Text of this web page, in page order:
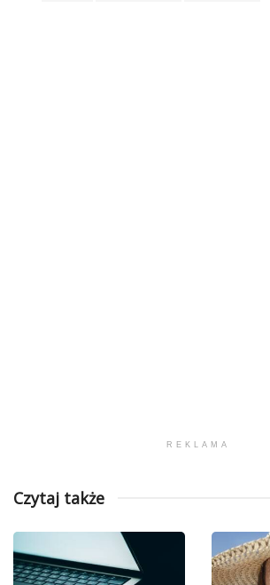
REKLAMA
Czytaj także